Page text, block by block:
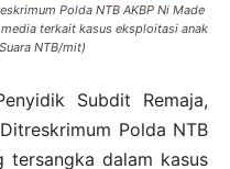
Polda NTB AKBP Ni Made
terkait kasus eksploitasi anak
NTB/mit)
Subdit Remaja,
Polda NTB
tersangka dalam kasus